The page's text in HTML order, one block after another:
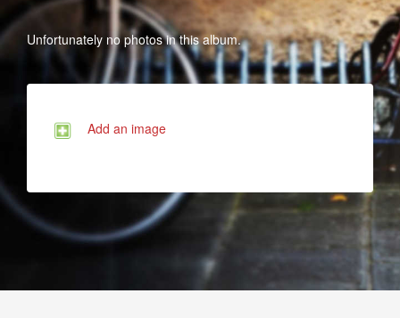
Unfortunately no photos in this album.
Add an image